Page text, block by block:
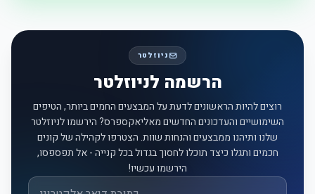
ניוזלטר
הרשמה לניוזלטר
רוצים להיות הראשונים לדעת על המבצעים החמים ביותר, הטיפים
השימושיים והעדכונים החדשים מאליאקספרס? הירשמו לניוזלטר
שלנו ותיהנו ממבצעים והנחות שוות. הצטרפו לקהילה של קונים
חכמים ותגלו כיצד תוכלו לחסוך בגדול בכל קנייה - אל תפספסו,
הירשמו עכשיו!
אימייל